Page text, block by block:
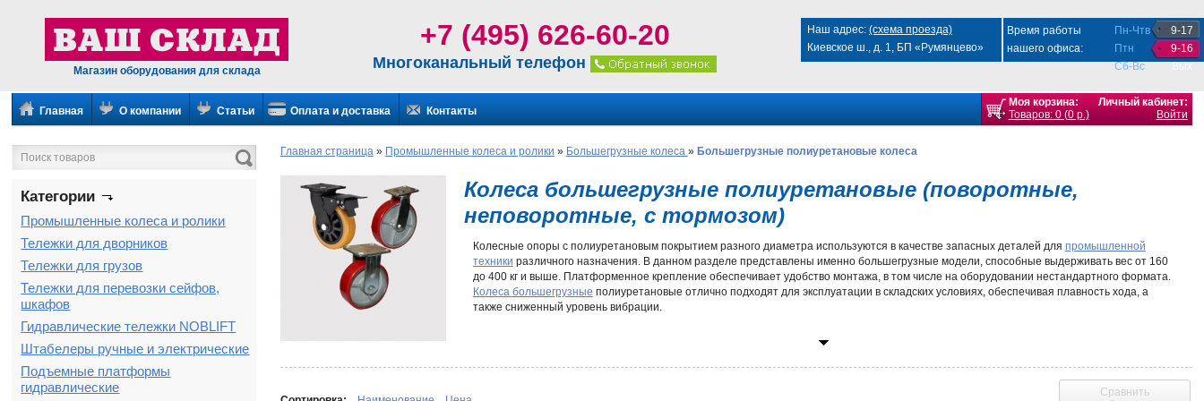
Магазин оборудования для склада
+7 (495) 626-60-20
Многоканальный телефон
Время работы
нашего офиса:
Пн-Чтв
Птн
Сб-Вс
9-17
9-16
Наш адрес: (схема проезда)
Киевское ш., д. 1, БП «Румянцево»
Главная О компании Статьи Оплата и доставка Контакты
Моя корзина:
Товаров: 0 (0 р.)
Личный кабинет:
Войти
Категории
Промышленные колеса и ролики
Тележки для дворников
Тележки для грузов
Тележки для перевозки сейфов,
шкафов
Гидравлические тележки NOBLIFT
Штабелеры ручные и электрические
Подъемные платформы
гидравлические
Главная страница » Промышленные колеса и ролики » Большегрузные колеса » Большегрузные полиуретановые колеса
Колеса большегрузные полиуретановые (поворотные,
неповоротные, с тормозом)
Колесные опоры с полиуретановым покрытием разного диаметра используются в качестве запасных деталей для промышленной
техники различного назначения. В данном разделе представлены именно большегрузные модели, способные выдерживать вес от 160
до 400 кг и выше. Платформенное крепление обеспечивает удобство монтажа, в том числе на оборудовании нестандартного формата.
Колеса большегрузные полиуретановые отлично подходят для эксплуатации в складских условиях, обеспечивая плавность хода, а
также сниженный уровень вибрации.
Промышленные колесамогут иметь пластиковый или чугунный обод, своей конструкцией и материалом определяя грузоподъемность,
надежность, срок службы конкретных моделей. Металлическая основа покрывается лаком, пластиковая – изготавливается из
современного композитного полимера повышенной прочности. Оба вида имеют устойчивость к агрессивному воздействию влаги,
Сравнить